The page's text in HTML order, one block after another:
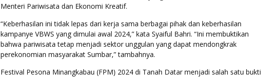
Menteri Pariwisata dan Ekonomi Kreatif.
“Keberhasilan ini tidak lepas dari kerja sama berbagai pihak dan keberhasilan
kampanye VBWS yang dimulai awal 2024,” kata Syaiful Bahri. “Ini membuktikan
bahwa pariwisata tetap menjadi sektor unggulan yang dapat mendongkrak
perekonomian masyarakat Sumbar,” tambahnya.
Festival Pesona Minangkabau (FPM) 2024 di Tanah Datar menjadi salah satu bukti